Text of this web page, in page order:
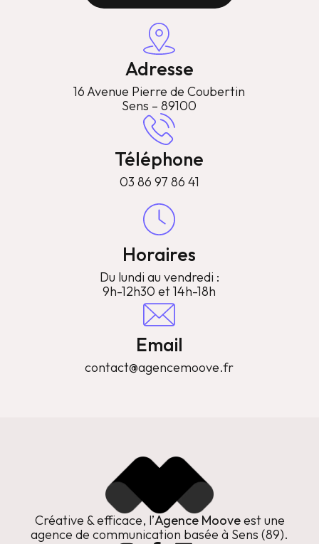
Adresse
16 Avenue Pierre de Coubertin
Sens – 89100
Téléphone
03 86 97 86 41
Horaires
Du lundi au vendredi :
9h-12h30 et 14h-18h
Email
contact@agencemoove.fr
Créative & efficace, l’Agence Mooveest une
agence de communication basée à Sens (89).